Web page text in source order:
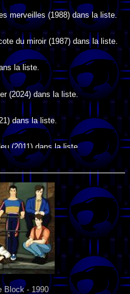
merveilles (1988) dans la liste.
du miroir (1987) dans la liste.
la liste.
(2024) dans la liste.
dans la liste.
(2011) dans la liste.
(2009) dans la liste.
dans la liste.
Dame (1996) dans la liste.
Block - 1990